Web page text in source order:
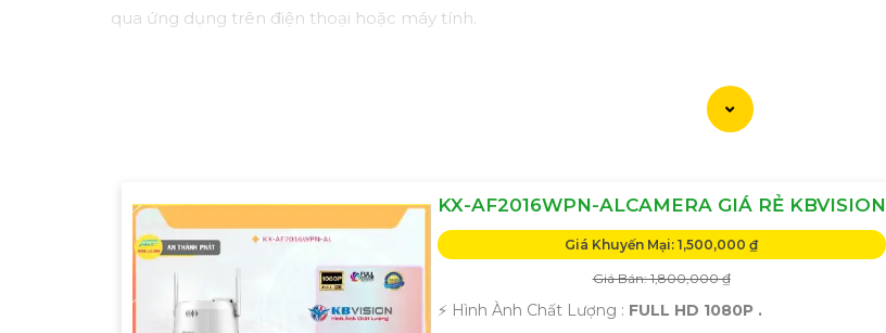
qua ứng dụng trên điện thoại hoặc máy tính.
KX-AF2016WPN-ALCAMERA GIÁ RẺ KBVISION
Giá Khuyến Mại: 1,500,000 ₫
Giá Bán: 1,800,000 ₫
️⚡ Hình Ành Chất Lượng : FULL HD 1080P .